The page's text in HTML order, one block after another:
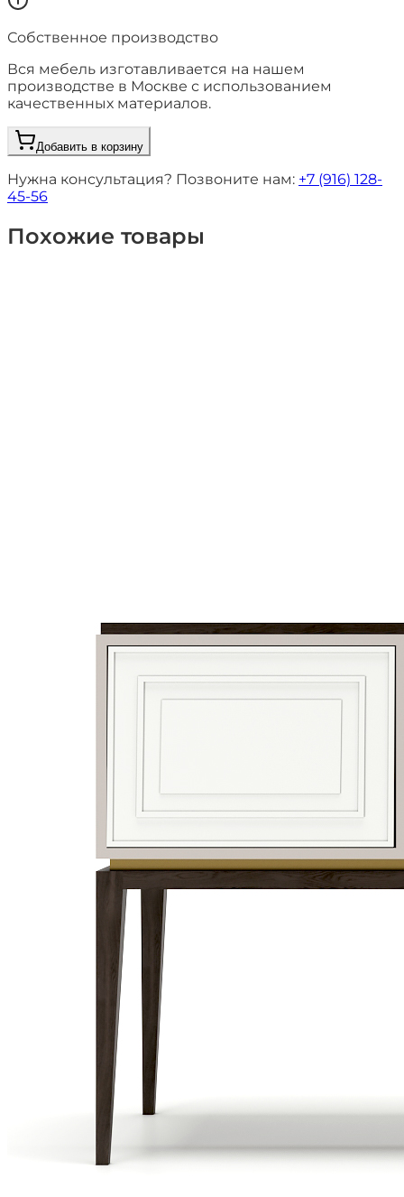
Собственное производство
Вся мебель изготавливается на нашем
производстве в Москве с использованием
качественных материалов.
Добавить в корзину
Нужна консультация? Позвоните нам: +7 (916) 128-
45-56
Похожие товары